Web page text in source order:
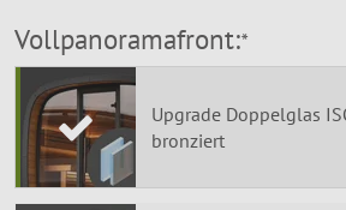
Vollpanoramafront:*
Upgrade Doppelglas
bronziert